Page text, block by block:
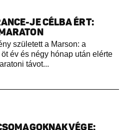
JE CÉLBA ÉRT:
született a Marson: a
év és négy hónap után elérte
távot...
VÉGE: